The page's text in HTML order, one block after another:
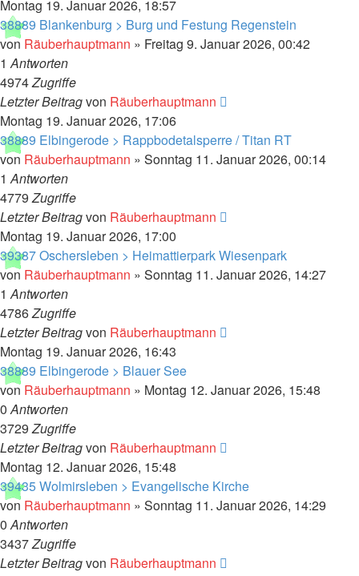
Montag 19. Januar 2026, 18:57
38889 Blankenburg > Burg und Festung Regenstein
von Räuberhauptmann » Freitag 9. Januar 2026, 00:42
1Antworten
4974Zugriffe
Letzter Beitragvon Räuberhauptmann
Montag 19. Januar 2026, 17:06
38889 Elbingerode > Rappbodetalsperre / Titan RT
von Räuberhauptmann » Sonntag 11. Januar 2026, 00:14
1Antworten
4779Zugriffe
Letzter Beitragvon Räuberhauptmann
Montag 19. Januar 2026, 17:00
39387 Oschersleben > Heimattierpark Wiesenpark
von Räuberhauptmann » Sonntag 11. Januar 2026, 14:27
1Antworten
4786Zugriffe
Letzter Beitragvon Räuberhauptmann
Montag 19. Januar 2026, 16:43
38889 Elbingerode > Blauer See
von Räuberhauptmann » Montag 12. Januar 2026, 15:48
0Antworten
3729Zugriffe
Letzter Beitragvon Räuberhauptmann
Montag 12. Januar 2026, 15:48
39435 Wolmirsleben > Evangelische Kirche
von Räuberhauptmann » Sonntag 11. Januar 2026, 14:29
0Antworten
3437Zugriffe
Letzter Beitragvon Räuberhauptmann